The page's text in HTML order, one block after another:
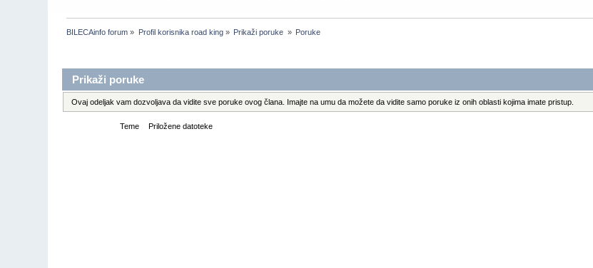
BILECAinfo forum » Profil korisnika road king» Prikaži poruke » Poruke
Prikaži poruke
Ovaj odeljak vam dozvoljava da vidite sve poruke ovog člana. Imajte na umu da možete da vidite samo poruke iz onih oblasti kojima imate pristup.
Teme Priložene datoteke